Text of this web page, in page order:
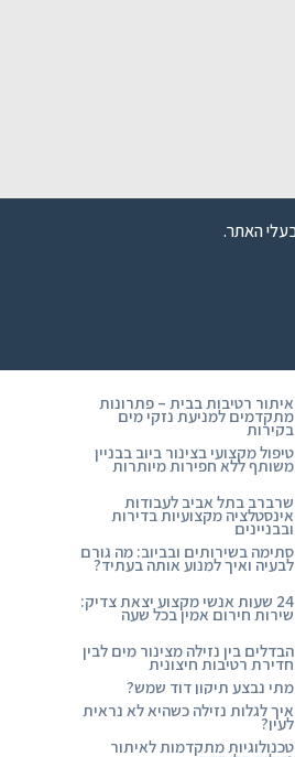
איתור רטיבות בבית – פתרונות
מתקדמים למניעת נזקי מים
בקירות
טיפול מקצועי בצינור ביוב בבניין
משותף ללא חפירות מיותרות
שרברב בתל אביב לעבודות
אינסטלציה מקצועיות בדירות
ובבניינים
סתימה בשירותים ובביוב: מה גורם
לבעיה ואיך למנוע אותה בעתיד?
24 שעות אנשי מקצוע יצאת צדיק:
שירות חירום אמין בכל שעה
הבדלים בין נזילה מצינור מים לבין
חדירת רטיבות חיצונית
מתי נבצע תיקון דוד שמש?
איך לגלות נזילה כשהיא לא נראית
לעין?
טכנולוגיות מתקדמות לאיתור